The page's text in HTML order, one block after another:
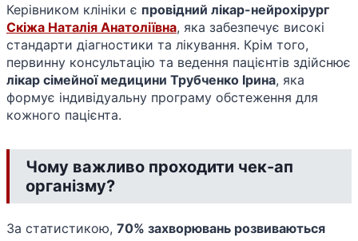
Керівником клініки є провідний лікар-нейрохірург
Скіжа Наталія Анатоліївна, яка забезпечує високі
стандарти діагностики та лікування. Крім того,
первинну консультацію та ведення пацієнтів здійснює
лікар сімейної медицини Трубченко Ірина, яка
формує індивідуальну програму обстеження для
кожного пацієнта.
Чому важливо проходити чек-ап
організму?
За статистикою, 70% захворювань розвиваються